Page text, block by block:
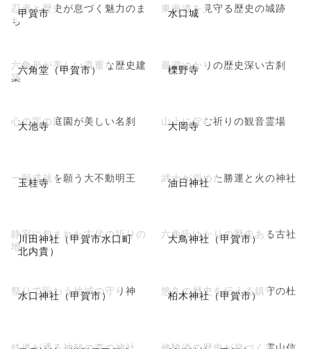
甲賀市
忍者と歴史が息づく魅力のま
ち
水口城
東海道を見守る歴史の城跡
六角堂（甲賀市）
六角形が美しい貴重な歴史建
築
櫟野寺
最澄ゆかりの歴史深い古刹
大池寺
心の字の庭園が美しい名刹 大岡寺
山上に佇む祈りの観音霊場
玉桂寺
一願成就を願う大不動明王 油日神社
武士が崇めた勝運と火の神社
川田神社（甲賀市水口町
北内貴）
静寂に包まれた古代の祈りの
地
大鳥神社（甲賀市）
六角氏ゆかりの歴史ある古社
水口神社（甲賀市）
祭りで賑わう地域の守り神 柏木神社（甲賀市）
悠久の歴史を伝える鎮守の杜